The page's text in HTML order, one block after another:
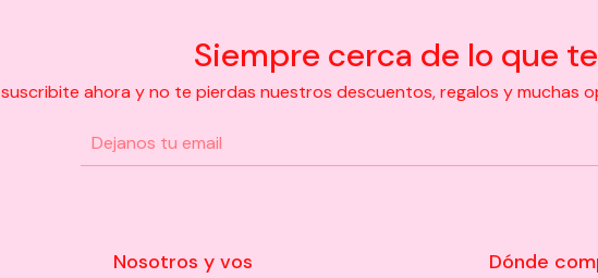
Siempre cerca de lo que
suscribite ahora y no te pierdas nuestros descuentos, regalos y muchas
Nosotros y vos Dónde